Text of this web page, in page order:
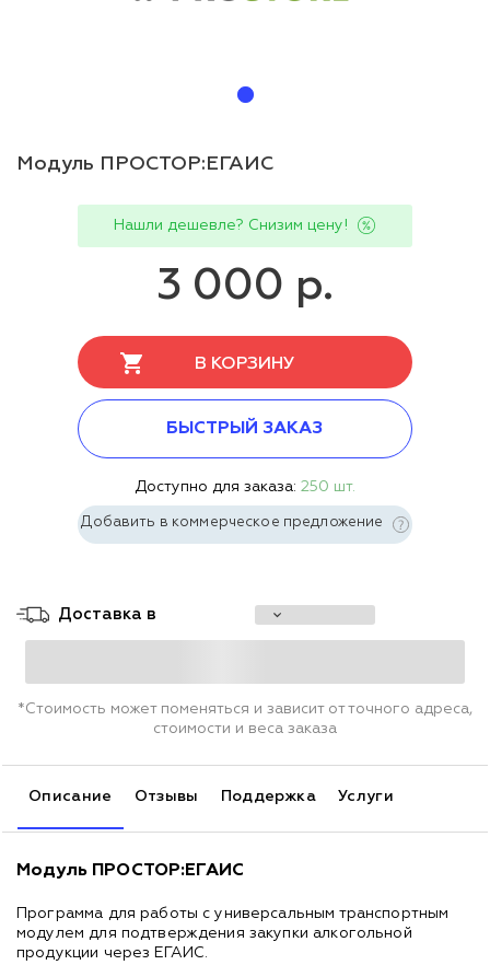
Модуль ПРОСТОР:ЕГАИС
Нашли дешевле? Снизим цену!
3 000 р.
В КОРЗИНУ
БЫСТРЫЙ ЗАКАЗ
Доступно для заказа: 250 шт.
Добавить в коммерческое предложение
Доставка в
*Стоимость может поменяться и зависит от точного адреса,
стоимости и веса заказа
Описание Отзывы Поддержка Услуги
Модуль ПРОСТОР:ЕГАИС
Программа для работы с универсальным транспортным
модулем для подтверждения закупки алкогольной
продукции через ЕГАИС.